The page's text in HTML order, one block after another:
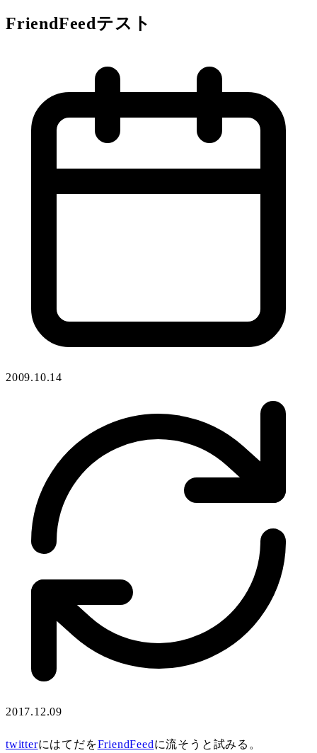
FriendFeedテスト
2009.10.14
2017.12.09
twitterにはてだをFriendFeedに流そうと試みる。